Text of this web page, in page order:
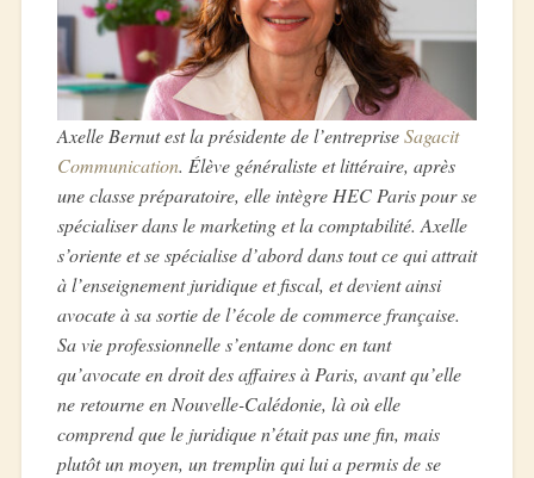
Axelle Bernut est la présidente de l’entrepriseSagacit
Communication. Élève généraliste et littéraire, après
une classe préparatoire, elle intègre HEC Paris pour se
spécialiser dans le marketing et la comptabilité. Axelle
s’oriente et se spécialise d’abord dans tout ce qui attrait
à l’enseignement juridique et fiscal, et devient ainsi
avocate à sa sortie de l’école de commerce française.
Sa vie professionnelle s’entame donc en tant
qu’avocate en droit des affaires à Paris, avant qu’elle
ne retourne en Nouvelle-Calédonie, là où elle
comprend que le juridique n’était pas une fin, mais
plutôt un moyen, un tremplin qui lui a permis de se